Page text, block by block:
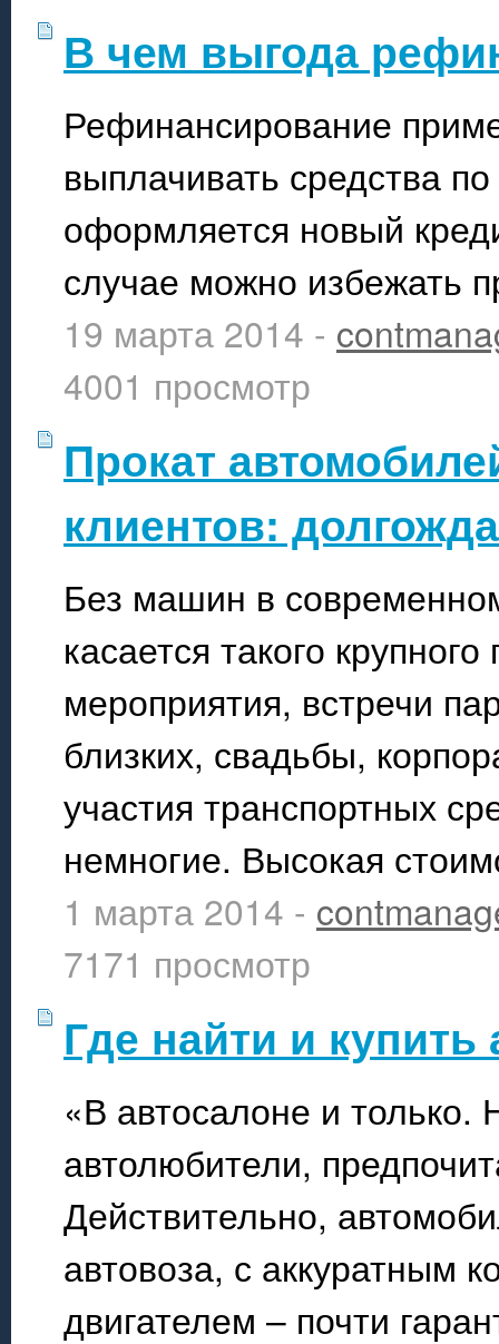
В чем выгода
Рефинансирование
выплачивать средства
оформляется новый
случае можно избежать
19 марта 2014 -
4001 просмотр
Прокат
клиентов:
Без машин в
касается такого
мероприятия, встречи
близких, свадьбы,
участия транспортных
немногие. Высокая
1 марта 2014 -
7171 просмотр
Где найти и
«В автосалоне и только.
автолюбители,
Действительно,
автовоза, с аккуратным
двигателем – почти